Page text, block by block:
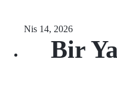
Nis 14, 2026
Bir